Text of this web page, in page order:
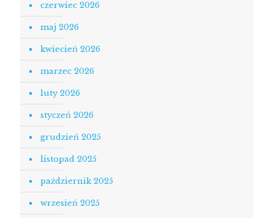
czerwiec 2026
maj 2026
kwiecień 2026
marzec 2026
luty 2026
styczeń 2026
grudzień 2025
listopad 2025
październik 2025
wrzesień 2025